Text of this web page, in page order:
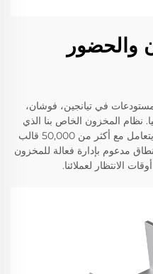
والحضور
في تيانجين، فوشان،
نظام المخزون الخاص بنا الذي
يحتفظ بـ 5,000 طن من المخزونات ويتعامل مع أكثر من 50,000 قالب
مدعوم بإدارة فعالة للمخزون
الانتظار لعملائنا.